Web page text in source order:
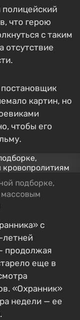
что герою
с таким
отсутствие
картин, но
чтобы его
подборке,
с
летней
продолжая
еще в
«Охранник»
недели — ее